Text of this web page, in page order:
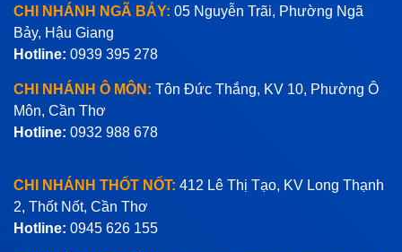
CHI NHÁNH NGÃ BẢY: 05 Nguyễn Trãi, Phường Ngã
Bảy, Hậu Giang
Hotline: 0939 395 278
CHI NHÁNH Ô MÔN: Tôn Đức Thắng, KV 10, Phường Ô
Môn, Cần Thơ
Hotline: 0932 988 678
CHI NHÁNH THỐT NỐT: 412 Lê Thị Tạo, KV Long Thạnh
2, Thốt Nốt, Cần Thơ
Hotline: 0945 626 155